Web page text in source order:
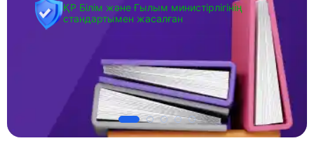
ҚР Білім және Ғылым министірлігінің
стандартымен жасалған